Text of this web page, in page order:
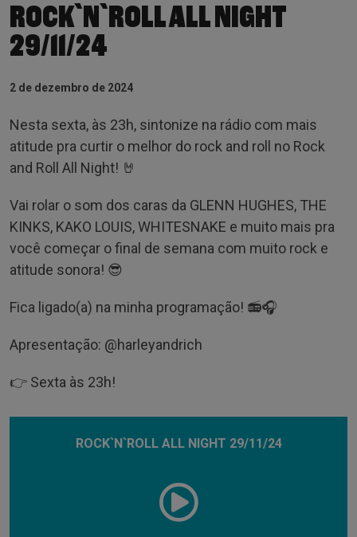
ROCK`N`ROLL ALL NIGHT
29/11/24
2 de dezembro de 2024
Nesta sexta, às 23h, sintonize na rádio com mais
atitude pra curtir o melhor do rock and roll no Rock
and Roll All Night! 🤘
Vai rolar o som dos caras da GLENN HUGHES, THE
KINKS, KAKO LOUIS, WHITESNAKE e muito mais pra
você começar o final de semana com muito rock e
atitude sonora! 😎
Fica ligado(a) na minha programação! 📻🎧
Apresentação: @‌harleyandrich
👉 Sexta às 23h!
ROCK`N`ROLL ALL NIGHT 29/11/24